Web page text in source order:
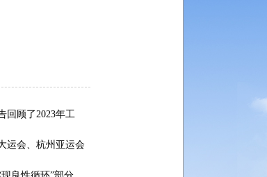
回顾了2023年工
运会、杭州亚运会